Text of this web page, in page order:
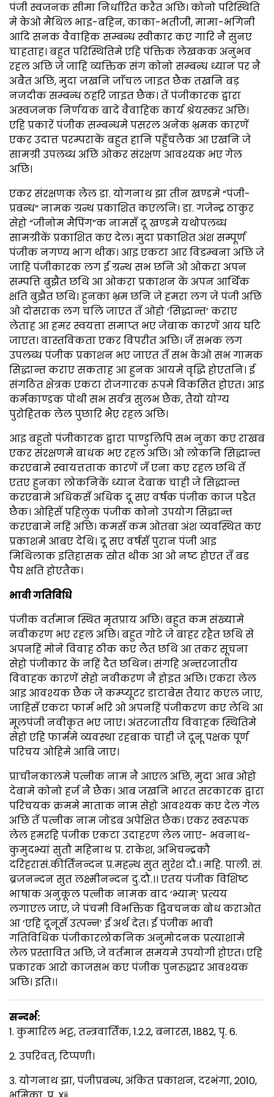
पंजी स्वजनक सीमा निर्धारित करैत अछि। कोनो परिस्थिति
मे केओ मैथिल भाइ-बहिन, काका-भतीजी, मामा-भगिनी
आदि सनक वैवाहिक सम्बन्ध स्वीकार कए गारि नै सुनए
चाहताह। बहुत परिस्थितिमे एहि पंक्तिक लेखकक अनुभव
रहल अछि जे जाहि व्यक्तिक संग कोनो सम्बन्ध ध्यान पर नै
अबैत अछि, मुदा जखनि जाँचल जाइत छैक तखनि बड़
नजदीक सम्बन्ध ठहरि जाइत छैक। तें पंजीकारक द्वारा
अस्वजनक निर्णयक बादे वैवाहिक कार्य श्रेयस्कर अछि।
एहि प्रकारें पंजीक सम्बन्धमे पसरल अनेक भ्रमक कारणें
एकर उदात्त परम्पराकें बहुत हानि पहुँचलैक आ एखनि जे
सामग्री उपलब्ध अछि ओकर संरक्षण आवश्यक भए गेल
अछि।
एकर संरक्षणक लेल डा. योगनाथ झा तीन खण्डमे “पंजी-
प्रबन्ध” नामक ग्रन्थ प्रकाशित कएलनि। डा. गजेन्द्र ठाकुर
सेहो “जीनोम मैपिंग”क नामसँ दू खण्डमे यथोपलब्ध
सामग्रीकें प्रकाशित कए देल। मुदा प्रकाशित अंश सम्पूर्ण
पंजीक नगण्य भाग थीक। आइ एकटा आर विडम्बना अछि जे
जाहि पंजीकारक लग ई ग्रन्थ सभ छनि ओ ओकरा अपन
सम्पत्ति बुझैत छथि आ ओकरा प्रकाशन कें अपन आर्थिक
क्षति बुझैत छथि। हुनका भ्रम छनि जे हमरा लग जे पंजी अछि
ओ दोसराक लग चलि जाएत तँ ओहो ‘सिद्धान्त’ कराए
लेताह आ हमर स्वयत्ता समाप्त भए जेबाक कारणें आय घटि
जाएत। वास्तविकता एकर विपरीत अछि। जँ सभक लग
उपलब्ध पंजीक प्रकाशन भए जाएत तँ सभ केओ सभ गामक
सिद्धान्त कराए सकताह आ हुनक आयमे वृद्धि होएतनि। ई
संगठित क्षेत्रक एकटा रोजगारक रूपमे विकसित होएत। आइ
कर्मकाण्डक पोथी सभ सर्वत्र सुलभ छैक, तैयो योग्य
पुरोहितक लेल पुछारि भैए रहल अछि।
आइ बहुतो पंजीकारक द्वारा पाण्डुलिपि सभ नुका कए राखब
एकर संरक्षणमे बाधक भए रहल अछि। ओ लोकनि सिद्धान्त
करएबामे स्वायत्तताक कारणें जँ एना कए रहल छथि तँ
एतए हुनका लोकनिकें ध्यान देबाक चाही जे सिद्धान्त
करएबामे अधिकसँ अधिक दू सए वर्षक पंजीक काज पडैत
छैक। ओहिसँ पहिलुक पंजीक कोनो उपयोग सिद्धान्त
करएबामे नहिं अछि। कमसँ कम ओतबा अंश व्यवस्थित कए
प्रकाशमे आबए देथि। दू सए वर्षसँ पुरान पंजी आइ
मिथिलाक इतिहासक स्रोत थीक आ ओ नष्ट होएत तँ बड
पैघ क्षति होएतैक।
भावी गतिविधि
पंजीक वर्तमान स्थित मृतप्राय अछि। बहुत कम संख्यामे
नवीकरण भए रहल अछि। बहुत गोटे जे बाहर रहैत छथि से
अपनहिं मोने विवाह ठीक कए लैत छथि आ तकर सूचना
सेहो पंजीकार कें नहिं दैत छथिन। संगहि अन्तरजातीय
विवाहक कारणें सेहो नवीकरण नै होइत अछि। एकरा लेल
आइ आवश्यक छैक जे कम्प्यूटर डाटाबेस तैयार कएल जाए,
जाहिसँ एकटा फार्म भरि ओ अपनहिं पंजीकरण कए लेथि आ
मूलपंजी नवीकृत भए जाए। अंतरजातीय विवाहक स्थितिमे
सेहो एहि फार्ममे व्यवस्था रहबाक चाही जे दूनू पक्षक पूर्ण
परिचय ओहिमे आबि जाए।
प्राचीनकालमे पत्नीक नाम नै आएल अछि, मुदा आब ओहो
देबामे कोनो हर्ज नै छैक। आब जखनि भारत सरकारक द्वारा
परिचयक क्रममे माताक नाम सेहो आवश्यक कए देल गेल
अछि तँ पत्नीक नाम जोडब अपेक्षित छैक। एकर स्वरूपक
लेल हमरहि पंजीक एकटा उदाहरण लेल जाए- भवनाथ-
कुमुदभ्यां सुतौ महिनाथ प्र. राकेश, अभिचन्द्रकौ
दरिहरासं.कीर्तिनन्दन प्र.महन्थ सुत सुरेश दौ.। महि. पाली. सं.
ब्रजनन्दन सुत लक्ष्मीनन्दन दु.दौ.।। एतय पंजीक विशिष्ट
भाषाक अनुकूल पत्नीक नामक बाद ‘भ्याम्’ प्रत्यय
लगाएल जाए, जे पंचमी विभक्तिक द्विवचनक बोध कराओत
आ ‘एहि दूनूसँ उत्पन्न’ ई अर्थ देत। ई पंजीक भावी
गतिविधिक पंजीकारलोकनिक अनुमोदनक प्रत्याशामे
लेल प्रस्तावित अछि, जे वर्तमान समयमे उपयोगी होएत। एहि
प्रकारक आरो काजसभ कए पंजीक पुनरुद्धार आवश्यक
अछि। इति।।
सन्दर्भ:
1. कुमारिल भट्ट, तन्त्रवार्तिक, 1.2.2, बनारस, 1882, पृ. 6.
2. उपरिवत्, टिप्पणी।
3. योगनाथ झा, पंजीप्रबन्ध, अंकित प्रकाशन, दरभंगा, 2010,